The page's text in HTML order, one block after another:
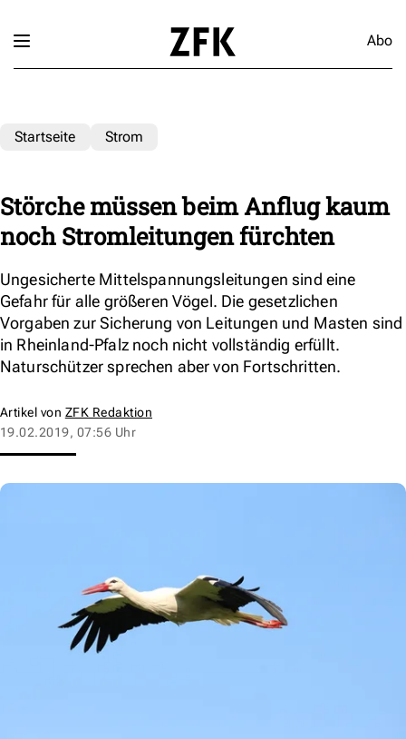
Abo
Startseite Strom
Störche müssen beim Anflug kaum
noch Stromleitungen fürchten
Ungesicherte Mittelspannungsleitungen sind eine
Gefahr für alle größeren Vögel. Die gesetzlichen
Vorgaben zur Sicherung von Leitungen und Masten sind
in Rheinland-Pfalz noch nicht vollständig erfüllt.
Naturschützer sprechen aber von Fortschritten.
Artikel von ZFK Redaktion
19.02.2019, 07:56 Uhr